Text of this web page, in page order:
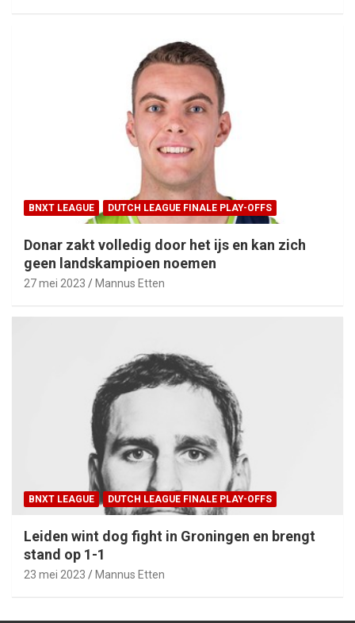
BNXT LEAGUE DUTCH LEAGUE FINALE PLAY-OFFS
Donar zakt volledig door het ijs en kan zich
geen landskampioen noemen
27 mei 2023 Mannus Etten
BNXT LEAGUE DUTCH LEAGUE FINALE PLAY-OFFS
Leiden wint dog fight in Groningen en brengt
stand op 1-1
23 mei 2023 Mannus Etten